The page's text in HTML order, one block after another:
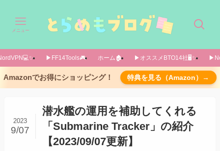
メニュー
▶FF14Tools🎮️ ホーム🏚️ ▶オススメBTO14社🖥️✨️
Amazonでお得にショッピング！ 特典を見る（Amazon）→
潜水艦の運用を補助してくれる
「Submarine Tracker」の紹介
【2023/09/07更新】
2023
9/07
前置き
私自身は潜水艦をやっていません
導入方法
「すべてのプラグイン」でsubmarineなどと検
オーバーレイごとの紹介